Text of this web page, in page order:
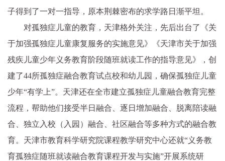
子得到了一对一指导，原本荆棘密布的求学路日渐平坦。
对孤独症儿童的教育，天津格外关注，先后出台了《关
于加强孤独症儿童康复服务的实施意见》《天津市关于加强
残疾儿童少年义务教育阶段随班就读工作的指导意见》，创
建了44所孤独症融合教育试点校和幼儿园，确保孤独症儿童
少年“有学上”。天津还在全市建立孤独症儿童融合教育完整
流程，帮助他们接受半日融合、逐日增加融合、脱离陪读融
合、独立入校（入园）融合、社区融合等多种方式的融合教
育。天津市教育科学研究院课程教学研究中心还就“义务教
育孤独症随班就读融合教育课程开发与实施”开展系统研